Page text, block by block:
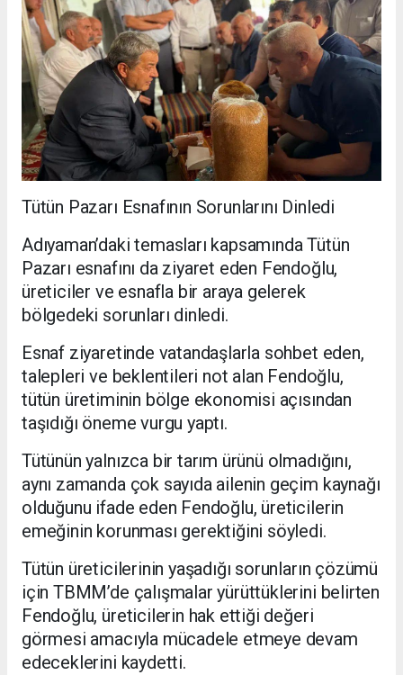
Tütün Pazarı Esnafının Sorunlarını Dinledi
Adıyaman’daki temasları kapsamında Tütün
Pazarı esnafını da ziyaret eden Fendoğlu,
üreticiler ve esnafla bir araya gelerek
bölgedeki sorunları dinledi.
Esnaf ziyaretinde vatandaşlarla sohbet eden,
talepleri ve beklentileri not alan Fendoğlu,
tütün üretiminin bölge ekonomisi açısından
taşıdığı öneme vurgu yaptı.
Tütünün yalnızca bir tarım ürünü olmadığını,
aynı zamanda çok sayıda ailenin geçim kaynağı
olduğunu ifade eden Fendoğlu, üreticilerin
emeğinin korunması gerektiğini söyledi.
Tütün üreticilerinin yaşadığı sorunların çözümü
için TBMM’de çalışmalar yürüttüklerini belirten
Fendoğlu, üreticilerin hak ettiği değeri
görmesi amacıyla mücadele etmeye devam
edeceklerini kaydetti.